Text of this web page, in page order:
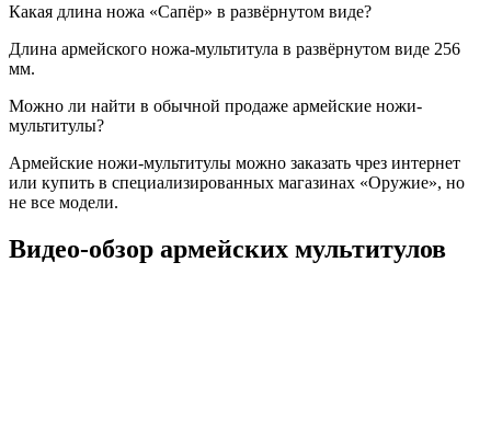
Какая длина ножа «Сапёр» в развёрнутом виде?
Длина армейского ножа-мультитула в развёрнутом виде 256
мм.
Можно ли найти в обычной продаже армейские ножи-
мультитулы?
Армейские ножи-мультитулы можно заказать чрез интернет
или купить в специализированных магазинах «Оружие», но
не все модели.
Видео-обзор армейских мультитулов